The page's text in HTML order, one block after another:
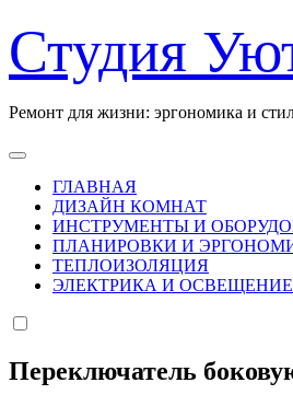
к
содержанию
Студия
Ремонт для жизни: эргономика и
ГЛАВНАЯ
ДИЗАЙН КОМНАТ
ИНСТРУМЕНТЫ И
ПЛАНИРОВКИ И
ТЕПЛОИЗОЛЯЦИЯ
ЭЛЕКТРИКА И ОСВЕЩЕНИЕ
Переключатель